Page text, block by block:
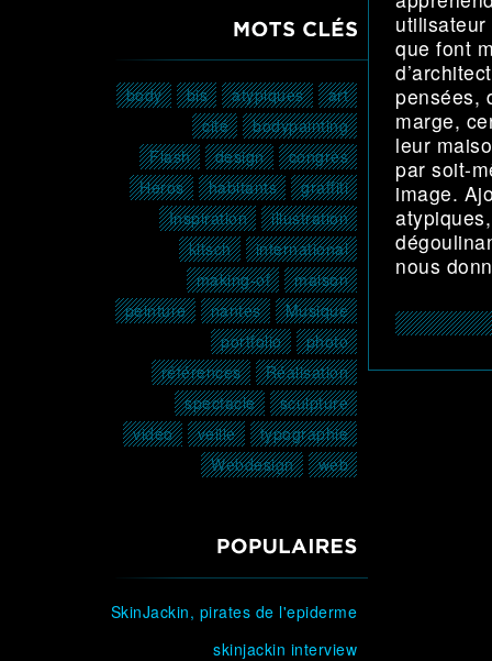
MOTS CLÉS
art
atypiques
bis
body
bodypainting
cité
congrès
design
Flash
graffiti
habitants
Héros
illustration
Inspiration
international
kitsch
maison
making-of
Musique
nantes
peinture
photo
portfolio
Réalisation
références
sculpture
spectacle
typographie
veille
vidéo
web
Webdesign
POPULAIRES3
SkinJackin, pirates de l'epiderme
skinjackin interview
que font
pensées,
marge,
leur
par soit-
image.
nous